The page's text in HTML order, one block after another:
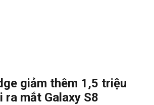
giảm thêm 1,5 triệu
ra mắt Galaxy S8